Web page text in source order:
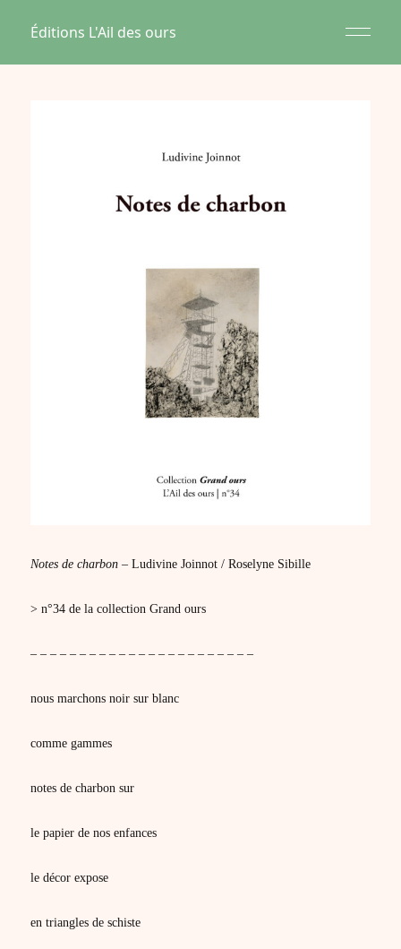
Éditions L'Ail des ours
Notes de charbon – Ludivine Joinnot / Roselyne Sibille
> n°34 de la collection Grand ours
– – – – – – – – – – – – – – – – – – – – – – –
nous marchons noir sur blanc
comme gammes
notes de charbon sur
le papier de nos enfances
le décor expose
en triangles de schiste